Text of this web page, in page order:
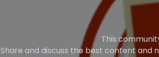
This
Share and discuss the best content